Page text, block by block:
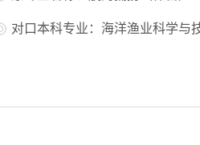
对口本科专业：海洋渔业科学与